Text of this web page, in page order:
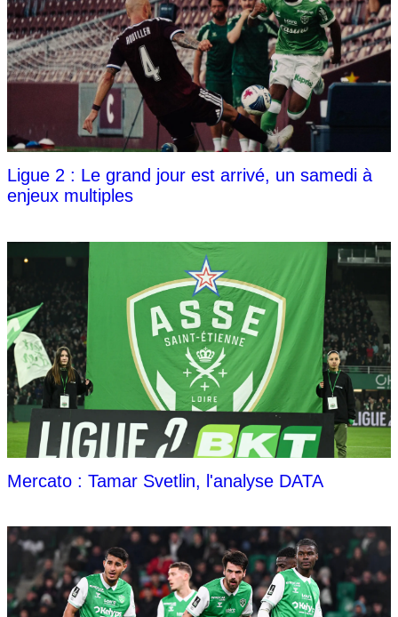
Ligue 2 : Le grand jour est arrivé, un samedi à
enjeux multiples
Mercato : Tamar Svetlin, l'analyse DATA